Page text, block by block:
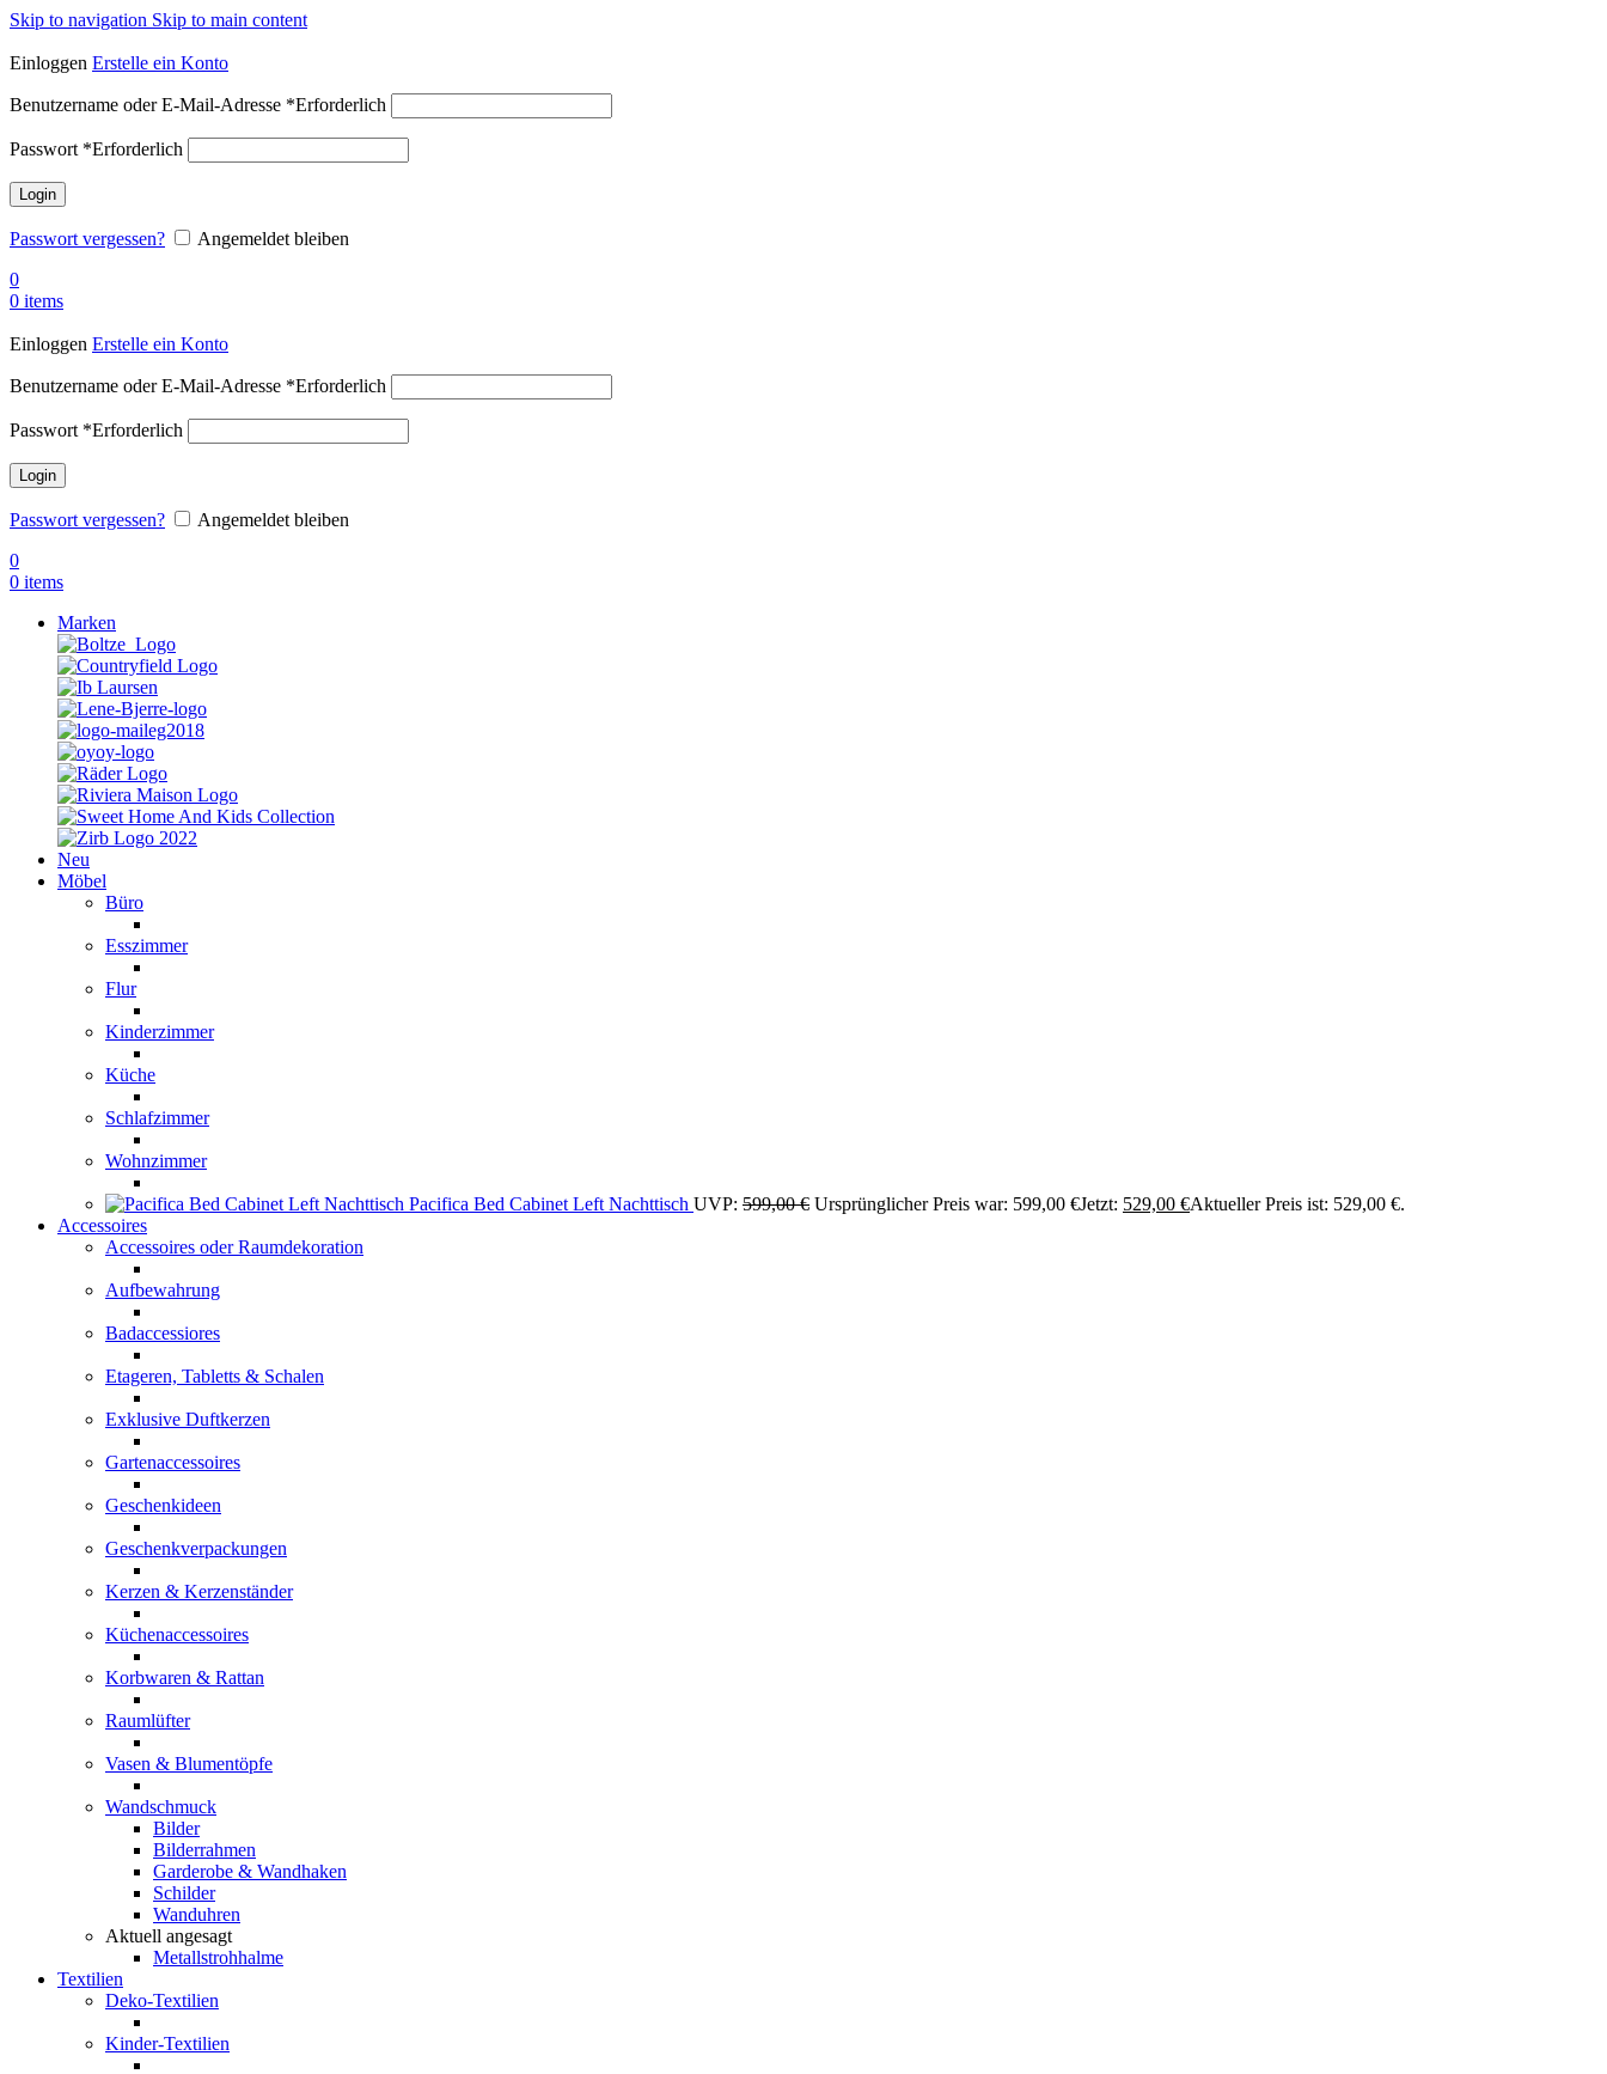
Skip to navigation Skip to main content
Einloggen Erstelle ein Konto
Benutzername oder E-Mail-Adresse *Erforderlich
Passwort *Erforderlich
Login
Passwort vergessen?
Angemeldet bleiben
0
0 items
Einloggen Erstelle ein Konto
Benutzername oder E-Mail-Adresse *Erforderlich
Passwort *Erforderlich
Login
Passwort vergessen?
Angemeldet bleiben
0
0 items
Marken
Neu
Möbel
Büro
Esszimmer
Flur
Kinderzimmer
Küche
Schlafzimmer
Wohnzimmer
Pacifica Bed Cabinet Left Nachttisch UVP: 599,00€ Ursprünglicher Preis war: 599,00 €Jetzt: 529,00 €Aktueller Preis ist: 529,00 €.
Accessoires
Accessoires oder Raumdekoration
Aufbewahrung
Badaccessiores
Etageren, Tabletts & Schalen
Exklusive Duftkerzen
Gartenaccessoires
Geschenkideen
Geschenkverpackungen
Kerzen & Kerzenständer
Küchenaccessoires
Korbwaren & Rattan
Raumlüfter
Vasen & Blumentöpfe
Wandschmuck
Bilder
Bilderrahmen
Garderobe & Wandhaken
Schilder
Wanduhren
Aktuell angesagt
Metallstrohhalme
Textilien
Deko-Textilien
Kinder-Textilien